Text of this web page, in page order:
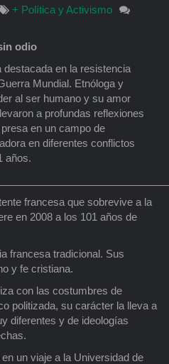
+ Política y Activismo
odio
destacada en la resistencia
Mundial. Etnóloga y
al ser humano y su amor
a profundas reflexiones
en un campo de
en diferentes conflictos
años.
francesa que sobrevive a la
en 2008 a los 101 años de
francesa tradicional. Sus
y fe cristiana.
con las costumbres de
politizada, su carácter la lleva a
diferentes y de ideologías
un viaje a la Universidad de